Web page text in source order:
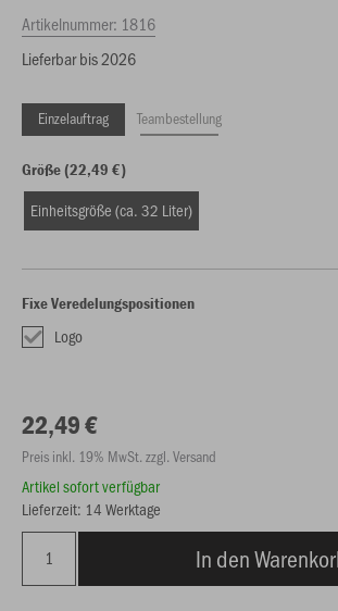
Artikelnummer: 1816
Lieferbar bis 2026
Einzelauftrag Teambestellung
Größe (22,49 €)
Einheitsgröße (ca. 32 Liter)
Fixe Veredelungspositionen
Logo
22,49 €
Preis inkl. 19% MwSt. zzgl. Versand
Artikel sofort verfügbar
Lieferzeit: 14 Werktage
In den